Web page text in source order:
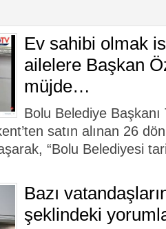
Ev sahibi olmak
ailelere Başkan
müjde…
Bolu Belediye
satın alınan 26
“Bolu Belediyesi
Bazı
şeklindeki